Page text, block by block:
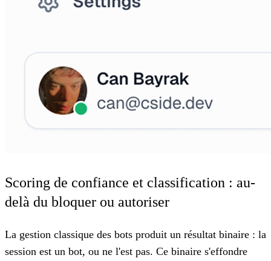
Scoring de confiance et classification : au-
delà du bloquer ou autoriser
La gestion classique des bots produit un résultat binaire : la
session est un bot, ou ne l'est pas. Ce binaire s'effondre